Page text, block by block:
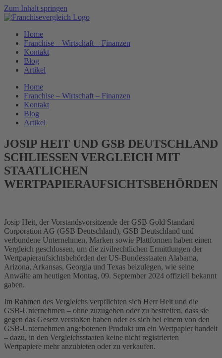
Zum Inhalt springen
Home
Franchise – Wirtschaft – Finanzen
Kontakt
Blog
Artikel
Home
Franchise – Wirtschaft – Finanzen
Kontakt
Blog
Artikel
JOSIP HEIT UND GSB DEUTSCHLAND
SCHLIESSEN VERGLEICH MIT
STAATLICHEN
WERTPAPIERAUFSICHTSBEHÖRDEN
Josip Heit, der Vorstandsvorsitzende der GSB Gold Standard
Corporation AG (GSB Deutschland), GSB Deutschland und
verbundene Unternehmen, Marken sowie Plattformen haben einen
Vergleich geschlossen, um die zivilrechtlichen Ermittlungen der
Wertpapieraufsichtsbehörden der US-Bundesstaaten Alabama,
Arizona, Arkansas, Georgia und Texas beizulegen, wie seine
Anwälte am heutigen Montag, 09. September 2024 offiziell bekannt
gaben.
Im Rahmen des Vergleichs verpflichten sich Herr Heit und die
GSB-Unternehmen – ohne zuzugeben oder zu bestreiten, dass sie
gegen das Gesetz verstoßen haben oder es sich bei einem von den
GSB-Unternehmen angebotenen Produkt um ein Wertpapier handelt
– dazu, in den Vergleichsstaaten keine nicht registrierten
Wertpapiere mehr anzubieten oder zu verkaufen.